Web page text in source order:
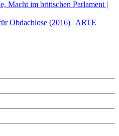
Macht im britischen Parlament |
Obdachlose (2016) | ARTE